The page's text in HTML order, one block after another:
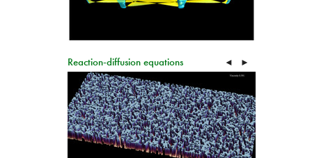
Reaction-diffusion equations ◄ ►